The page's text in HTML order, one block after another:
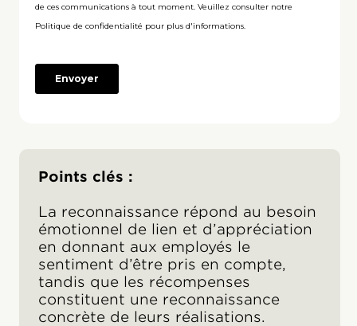
Points clés :
La reconnaissance répond au besoin
émotionnel de lien et d’appréciation
en donnant aux employés le
sentiment d’être pris en compte,
tandis que les récompenses
constituent une reconnaissance
concrète de leurs réalisations.